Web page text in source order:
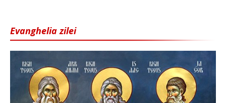
Evanghelia zilei